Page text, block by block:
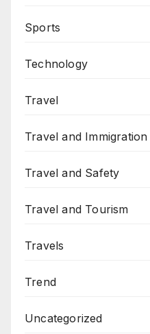
Sports
Technology
Travel
Travel and Immigration
Travel and Safety
Travel and Tourism
Travels
Trend
Uncategorized